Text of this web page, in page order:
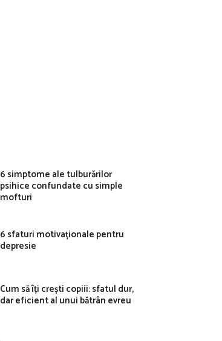
6 simptome ale tulburărilor
psihice confundate cu simple
mofturi
6 sfaturi motivaționale pentru
depresie
Cum să îți crești copiii: sfatul dur,
dar eficient al unui bătrân evreu